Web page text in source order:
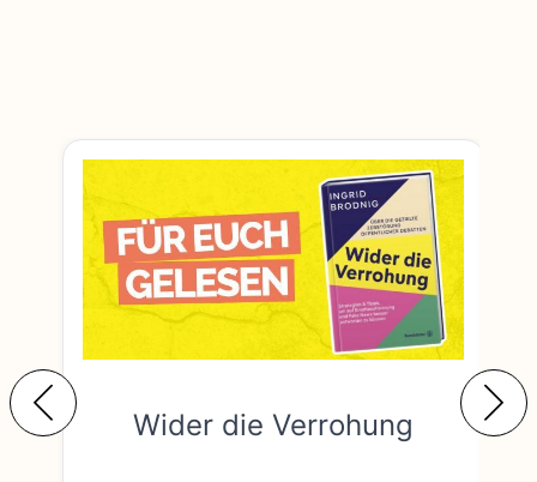
Wider die Verrohung